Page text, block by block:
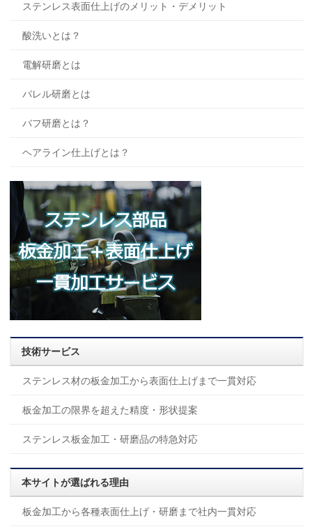
ステンレス表面仕上げのメリット・デメリット
酸洗いとは？
電解研磨とは
バレル研磨とは
バフ研磨とは？
ヘアライン仕上げとは？
技術サービス
ステンレス材の板金加工から表面仕上げまで一貫対応
板金加工の限界を超えた精度・形状提案
ステンレス板金加工・研磨品の特急対応
本サイトが選ばれる理由
板金加工から各種表面仕上げ・研磨まで社内一貫対応